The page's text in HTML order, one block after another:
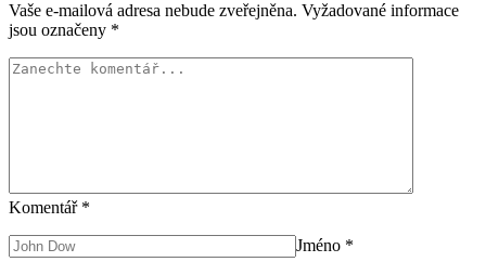
Vaše e-mailová adresa nebude zveřejněna. Vyžadované informace
jsou označeny *
Komentář *
Jméno *